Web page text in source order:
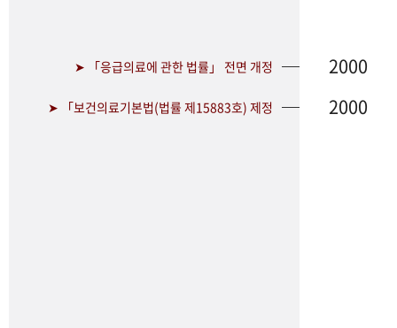
➤ 「응급의료에 관한 법률」 전면 개정 2000
➤ 「보건의료기본법(법률 제15883호) 제정 2000